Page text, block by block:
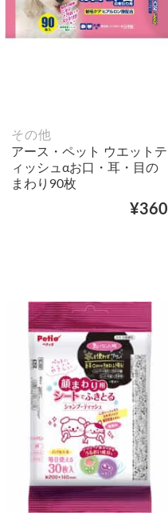
その他
アース・ペット ウエットテ
ィッシュαお口・耳・目の
まわり90枚
¥360